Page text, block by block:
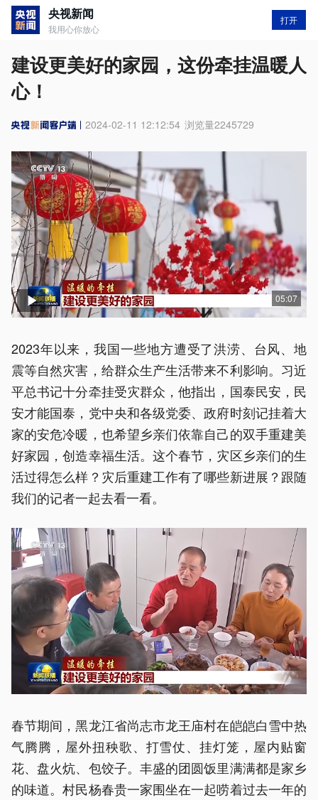
央视新闻
我用心你放心
打开
建设更美好的家园，这份牵挂温暖人
心！
2024-02-11 12:12:54 浏览量2245729
05:07
2023年以来，我国一些地方遭受了洪涝、台风、地
震等自然灾害，给群众生产生活带来不利影响。习近
平总书记十分牵挂受灾群众，他指出，国泰民安，民
安才能国泰，党中央和各级党委、政府时刻记挂着大
家的安危冷暖，也希望乡亲们依靠自己的双手重建美
好家园，创造幸福生活。这个春节，灾区乡亲们的生
活过得怎么样？灾后重建工作有了哪些新进展？跟随
我们的记者一起去看一看。
春节期间，黑龙江省尚志市龙王庙村在皑皑白雪中热
气腾腾，屋外扭秧歌、打雪仗、挂灯笼，屋内贴窗
花、盘火炕、包饺子。丰盛的团圆饭里满满都是家乡
的味道。村民杨春贵一家围坐在一起唠着过去一年的